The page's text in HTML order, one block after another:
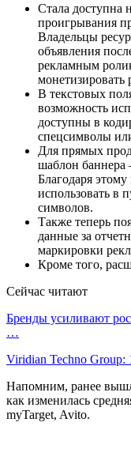
Стала доступна
проигрывания
Владельцы
объявления
рекламным
В текстовых
возможность
доступны в
спецсимволы
Для прямых
шаблон баннера
Благодаря
использовать в
символов.
Также теперь
данные за
маркировки
Кроме того,
Сейчас читают
Бренды усиливают
…
Viridian Techno Group:
Напомним, ранее
как изменилась
myTarget, Avito.